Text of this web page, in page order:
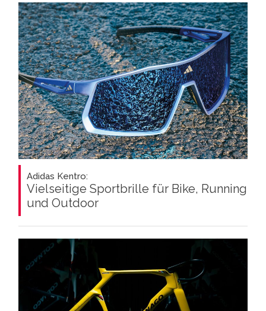
Adidas Kentro:
Vielseitige Sportbrille für Bike, Running
und Outdoor